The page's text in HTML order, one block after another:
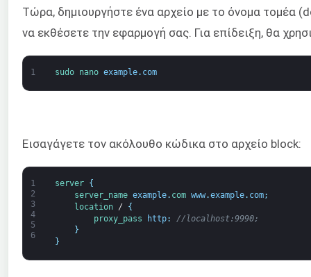
Τώρα, δημιουργήστε ένα αρχείο με το όνομα τομέα
να εκθέσετε την εφαρμογή σας. Για επίδειξη, θα
1 sudo nano example. com
Εισαγάγετε τον ακόλουθο κώδικα στο αρχείο block:
1
2
3
4
5
6
server
{
server_name example. com www.example. com;
location
/
{
proxy_pass
http:
//localhost:9990;
}
}